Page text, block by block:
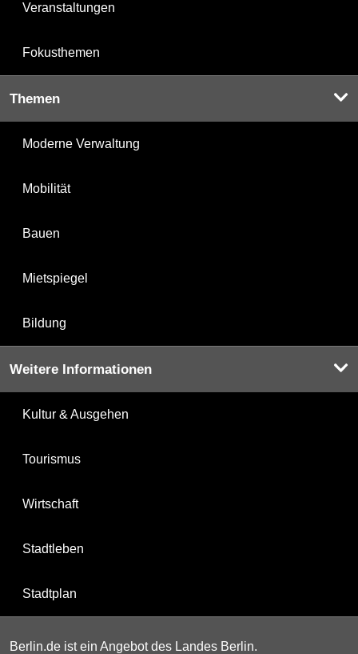
Veranstaltungen
Fokusthemen
Themen
Moderne Verwaltung
Mobilität
Bauen
Mietspiegel
Bildung
Weitere Informationen
Kultur & Ausgehen
Tourismus
Wirtschaft
Stadtleben
Stadtplan
Berlin.de ist ein Angebot des Landes Berlin.